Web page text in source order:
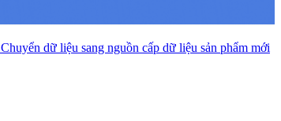
Chuyển dữ liệu sang nguồn cấp dữ liệu sản phẩm mới